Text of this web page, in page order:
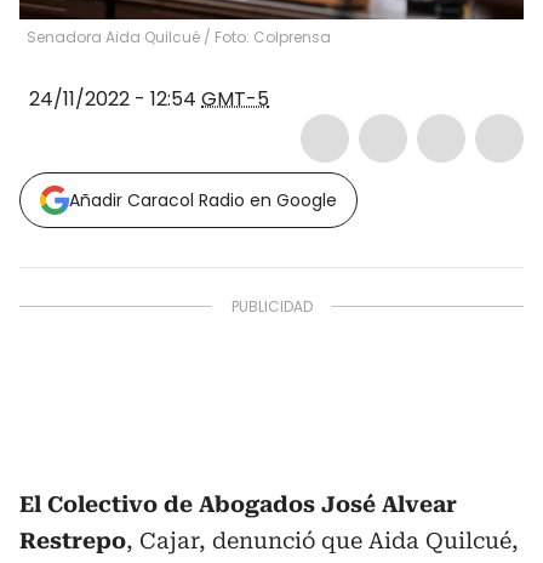
Senadora Aida Quilcué / Foto: Colprensa
24/11/2022 - 12:54 GMT-5
Añadir Caracol Radio en Google
El Colectivo de Abogados José Alvear
Restrepo, Cajar, denunció que Aida Quilcué,